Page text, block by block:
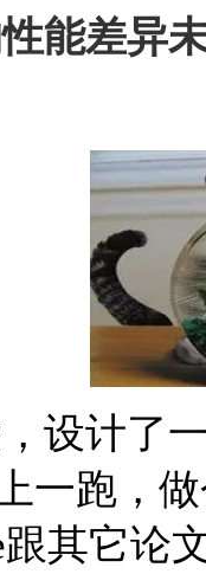
能差异
设计了
一跑，
跟其它论